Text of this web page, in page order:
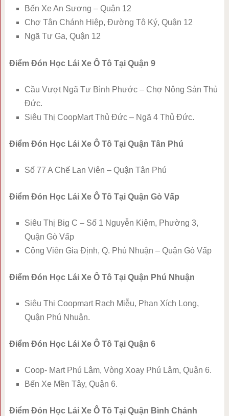
Bến Xe An Sương – Quận 12
Chợ Tân Chánh Hiệp, Đường Tô Ký, Quận 12
Ngã Tư Ga, Quận 12
Điểm Đón Học Lái Xe Ô Tô Tại Quận 9
Cầu Vượt Ngã Tư Bình Phước – Chợ Nông Sản Thủ
Đức.
Siêu Thị CoopMart Thủ Đức – Ngã 4 Thủ Đức.
Điểm Đón Học Lái Xe Ô Tô Tại Quận Tân Phú
Số 77 A Chế Lan Viên – Quận Tân Phú
Điểm Đón Học Lái Xe Ô Tô Tại Quận Gò Vấp
Siêu Thị Big C – Số 1 Nguyễn Kiệm, Phường 3,
Quận Gò Vấp
Công Viên Gia Định, Q. Phú Nhuận – Quận Gò Vấp
Điểm Đón Học Lái Xe Ô Tô Tại Quận Phú Nhuận
Siêu Thị Coopmart Rạch Miễu, Phan Xích Long,
Quận Phú Nhuận.
Điểm Đón Học Lái Xe Ô Tô Tại Quận 6
Coop- Mart Phú Lâm, Vòng Xoay Phú Lâm, Quận 6.
Bến Xe Mền Tây, Quận 6.
Điểm Đón Học Lái Xe Ô Tô Tại Quận Bình Chánh